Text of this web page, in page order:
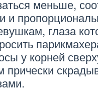
меньше,
и
глаза
у корней